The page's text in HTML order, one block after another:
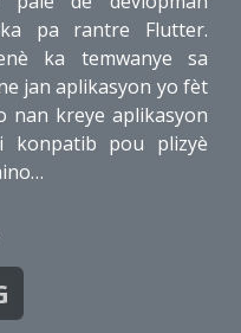
pa rantre Flutter.
ka temwanye sa
jan aplikasyon yo fèt
nan kreye aplikasyon
konpatib pou plizyè